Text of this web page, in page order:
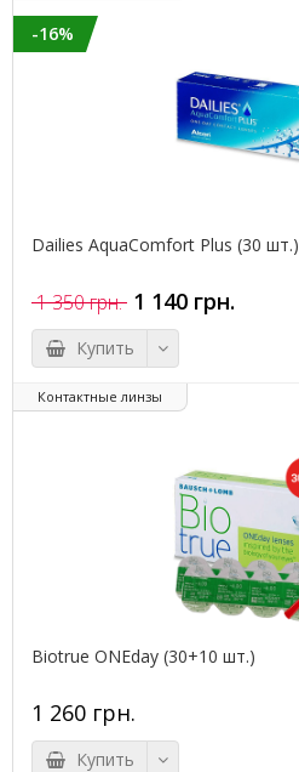
-16%
Dailies AquaComfort Plus (30 шт.)
1 350 грн. 1 140 грн.
Купить
Контактные линзы
Biotrue ONEday (30+10 шт.)
1 260 грн.
Купить